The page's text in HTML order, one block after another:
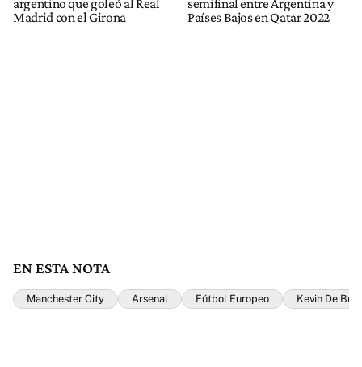
argentino que goleó al Real
Madrid con el Girona
semifinal entre Argentina y
Países Bajos en Qatar 2022
EN ESTA NOTA
Manchester City Arsenal Fútbol Europeo Kevin De